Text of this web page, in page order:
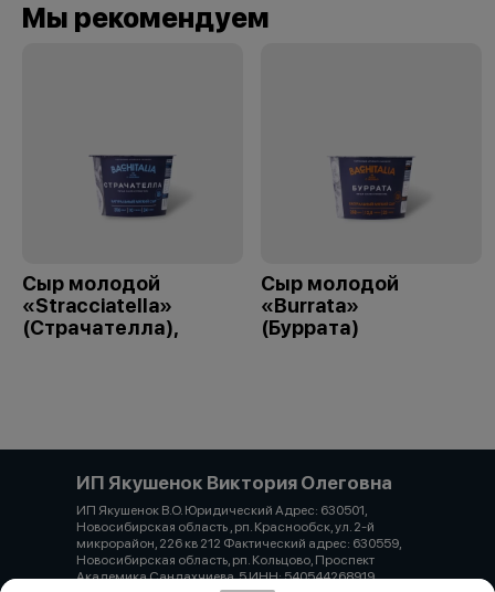
Мы рекомендуем
Сыр молодой
«Stracciatella»
(Страчателла),
Сыр молодой
«Burrata»
(Буррата)
ИП Якушенок Виктория Олеговна
ИП Якушенок В.О. Юридический Адрес: 630501,
Новосибирская область , рп. Краснообск, ул. 2-й
микрорайон, 226 кв 212 Фактический адрес: 630559,
Новосибирская область, рп. Кольцово, Проспект
Академика Сандахчиева, 5 ИНН: 540544268919